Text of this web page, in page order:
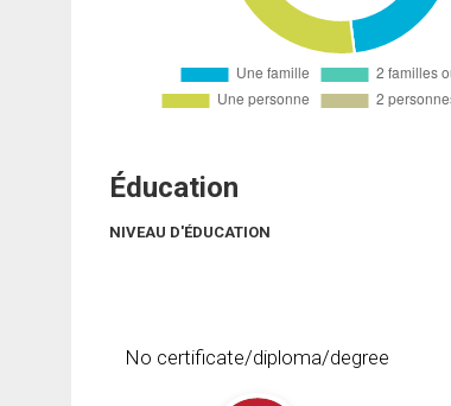
Éducation
NIVEAU D'ÉDUCATION
No certificate/diploma/degree